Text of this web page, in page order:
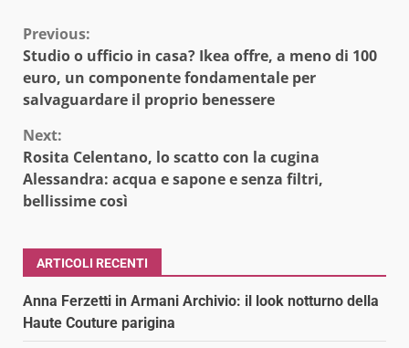
Continue
Reading
Previous:
Studio o ufficio in casa? Ikea offre, a meno di 100
euro, un componente fondamentale per
salvaguardare il proprio benessere
Next:
Rosita Celentano, lo scatto con la cugina
Alessandra: acqua e sapone e senza filtri,
bellissime così
ARTICOLI RECENTI
Anna Ferzetti in Armani Archivio: il look notturno della
Haute Couture parigina